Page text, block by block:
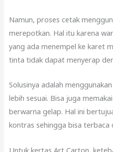
Namun, proses cetak
merepotkan. Hal itu karena
yang ada menempel ke karet
tinta tidak dapat menyerap
Solusinya adalah menggunakan
lebih sesuai. Bisa juga
berwarna gelap. Hal ini
kontras sehingga bisa terbaca
Untuk kertas Art Carton,